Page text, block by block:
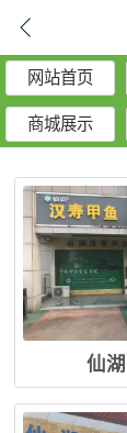
网站首页
商城展示
仙